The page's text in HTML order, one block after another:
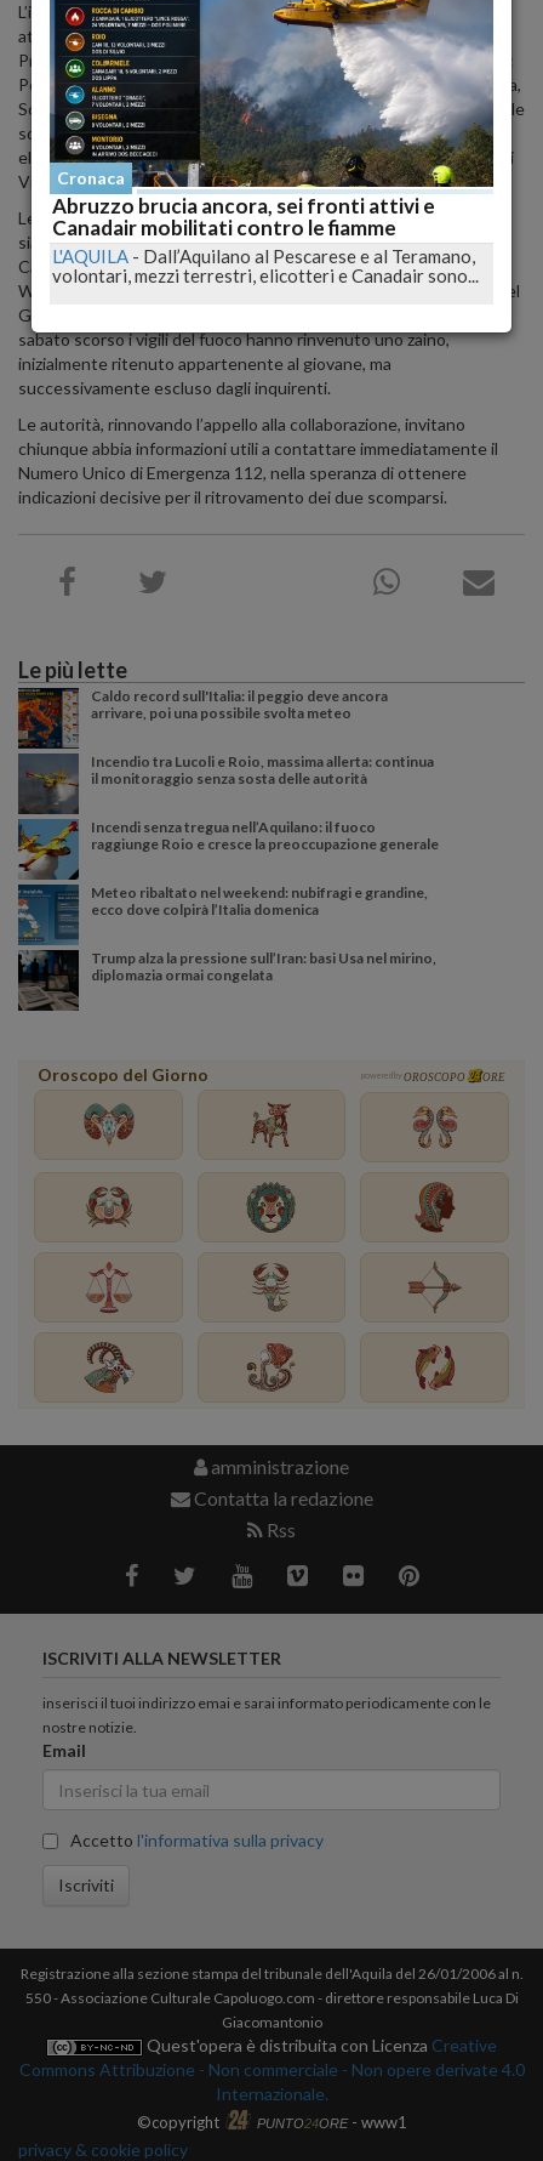
L’imponente operazione di ricerca è coordinata dai Vigili del Fuoco
attraverso i posti di Comando Avanzato (UCL) attivati dalla
Prefettura dell’Aquila, con il supporto di numerose forze in campo:
Polizia di Stato, Carabinieri, Carabinieri Forestali, Guardia di Finanza,
Soccorso Alpino, 118, Protezione Civile e Polizie Locali. Accanto alle
squadre di soccorritori, sono impiegate unità cinofile, droni,
elicotteri e il Servizio di Topografia Applicata al Soccorso (TAS) dei
Vigili del Fuoco.
Le ricerche di Marco Benso si estendono su due fronti, coprendo
sia le aree montane che quelle urbane del territorio di Rocca di
Cambio, senza trascurare alcuna segnalazione. Nel caso di Lewin
Weituschat, le ricerche si concentrano principalmente nell’area del
Gran Sasso, in particolare nei pressi del Monte Camicia, dove
sabato scorso i vigili del fuoco hanno rinvenuto uno zaino,
inizialmente ritenuto appartenente al giovane, ma
successivamente escluso dagli inquirenti.
Le autorità, rinnovando l’appello alla collaborazione, invitano
chiunque abbia informazioni utili a contattare immediatamente il
Numero Unico di Emergenza 112, nella speranza di ottenere
indicazioni decisive per il ritrovamento dei due scomparsi.
Le più lette
Caldo record sull'Italia: il peggio deve ancora
arrivare, poi una possibile svolta meteo
Incendio tra Lucoli e Roio, massima allerta: continua
il monitoraggio senza sosta delle autorità
Incendi senza tregua nell’Aquilano: il fuoco
raggiunge Roio e cresce la preoccupazione generale
Meteo ribaltato nel weekend: nubifragi e grandine,
ecco dove colpirà l’Italia domenica
Trump alza la pressione sull’Iran: basi Usa nel mirino,
diplomazia ormai congelata
Oroscopo del Giorno powered by OROSCOPO ORE
amministrazione
Contatta la redazione
Rss
ISCRIVITI ALLA NEWSLETTER
inserisci il tuoi indirizzo emai e sarai informato periodicamente con le
nostre notizie.
Email
Accetto l'informativa sulla privacy
Iscriviti
Registrazione alla sezione stampa del tribunale dell'Aquila del 26/01/2006 al n.
550 - Associazione Culturale Capoluogo.com - direttore responsabile Luca Di
Giacomantonio
Quest'opera è distribuita con Licenza Creative
Commons Attribuzione - Non commerciale - Non opere derivate 4.0
Internazionale.
©copyright PUNTO24ORE- www1
privacy & cookie policy
Cronaca
Abruzzo brucia ancora, sei fronti attivi e
Canadair mobilitati contro le fiamme
L'AQUILA - Dall’Aquilano al Pescarese e al Teramano,
volontari, mezzi terrestri, elicotteri e Canadair sono...